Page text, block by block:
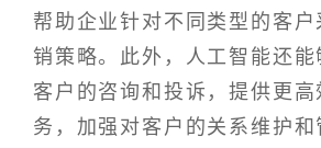
帮助企业针对不同类型的客户
销策略。此外，人工智能还能
客户的咨询和投诉，提供更高
务，加强对客户的关系维护和